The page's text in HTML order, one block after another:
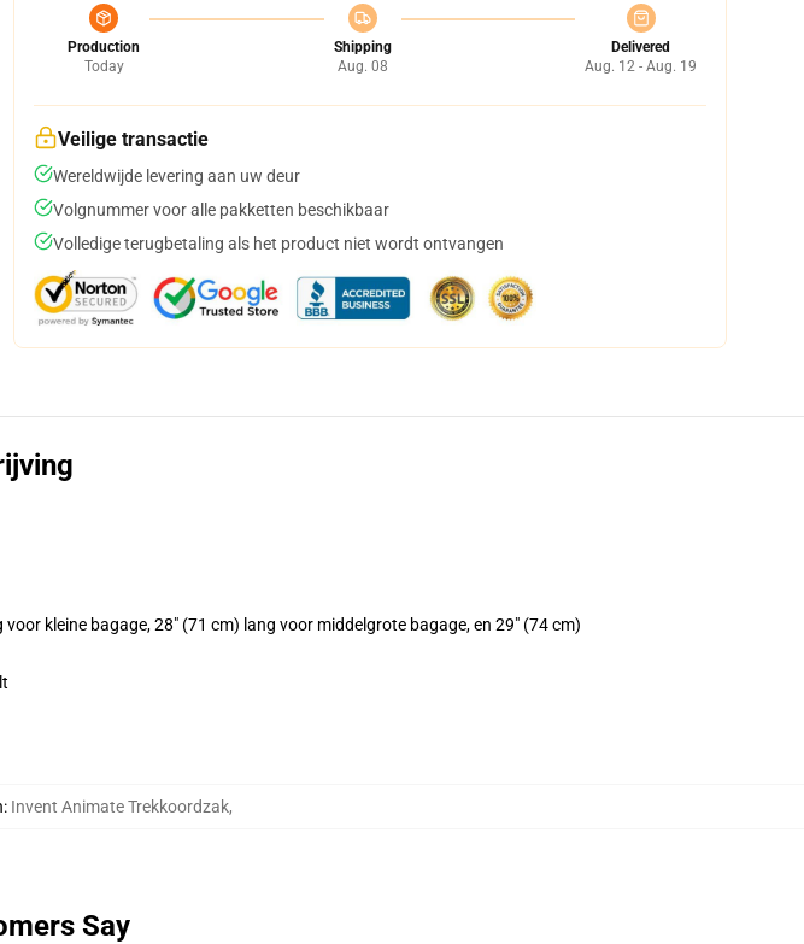
Production
Today
Shipping
Aug. 08
Delivered
Aug. 12 - Aug. 19
Veilige transactie
Wereldwijde levering aan uw deur
Volgnummer voor alle pakketten beschikbaar
Volledige terugbetaling als het product niet wordt ontvangen
kleine bagage, 28" (71 cm) lang voor middelgrote bagage, en 29" (74 cm)
: Invent Animate Trekkoordzak,
Say